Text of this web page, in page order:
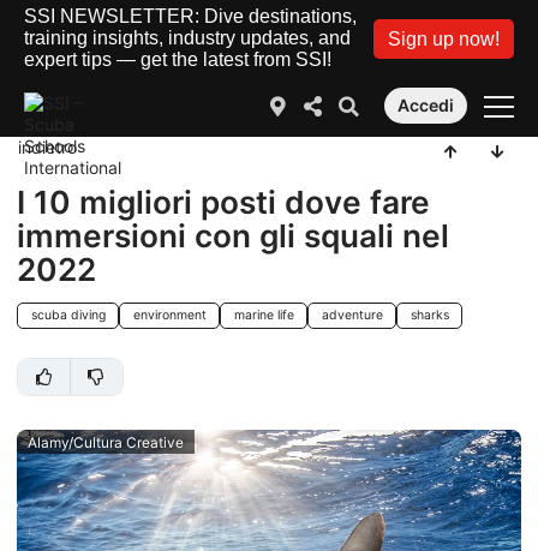
SSI NEWSLETTER: Dive destinations,
training insights, industry updates, and
expert tips — get the latest from SSI!
Sign up now!
Accedi
indietro
I 10 migliori posti dove fare
immersioni con gli squali nel
2022
scuba diving environment marine life adventure sharks
Alamy/Cultura Creative